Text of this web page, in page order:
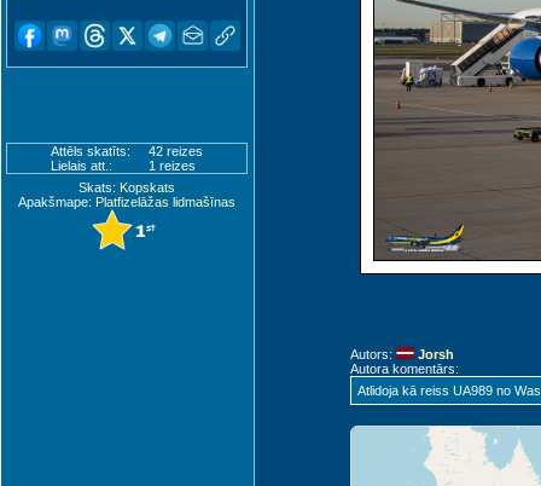
Attēls skatīts:
42 reizes
Lielais att.:
1 reizes
Skats: Kopskats
Apakšmape: Platfizelāžas lidmašīnas
Autors:
Jorsh
Autora komentārs:
Atlidoja kā reiss UA989 no